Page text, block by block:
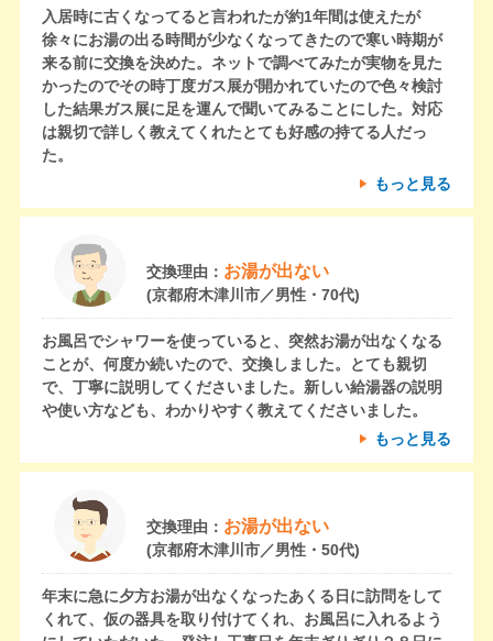
入居時に古くなってると言われたが約1年間は使えたが
徐々にお湯の出る時間が少なくなってきたので寒い時期が
来る前に交換を決めた。ネットで調べてみたが実物を見た
かったのでその時丁度ガス展が開かれていたので色々検討
した結果ガス展に足を運んで聞いてみることにした。対応
は親切で詳しく教えてくれたとても好感の持てる人だっ
た。
もっと見る
交換理由： お湯が出ない
(京都府木津川市／男性・70代)
お風呂でシャワーを使っていると、突然お湯が出なくなる
ことが、何度か続いたので、交換しました。とても親切
で、丁寧に説明してくださいました。新しい給湯器の説明
や使い方なども、わかりやすく教えてくださいました。
もっと見る
交換理由： お湯が出ない
(京都府木津川市／男性・50代)
年末に急に夕方お湯が出なくなったあくる日に訪問をして
くれて、仮の器具を取り付けてくれ、お風呂に入れるよう